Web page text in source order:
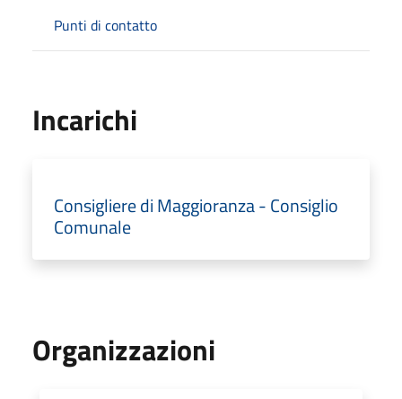
Punti di contatto
Incarichi
Consigliere di Maggioranza - Consiglio
Comunale
Organizzazioni